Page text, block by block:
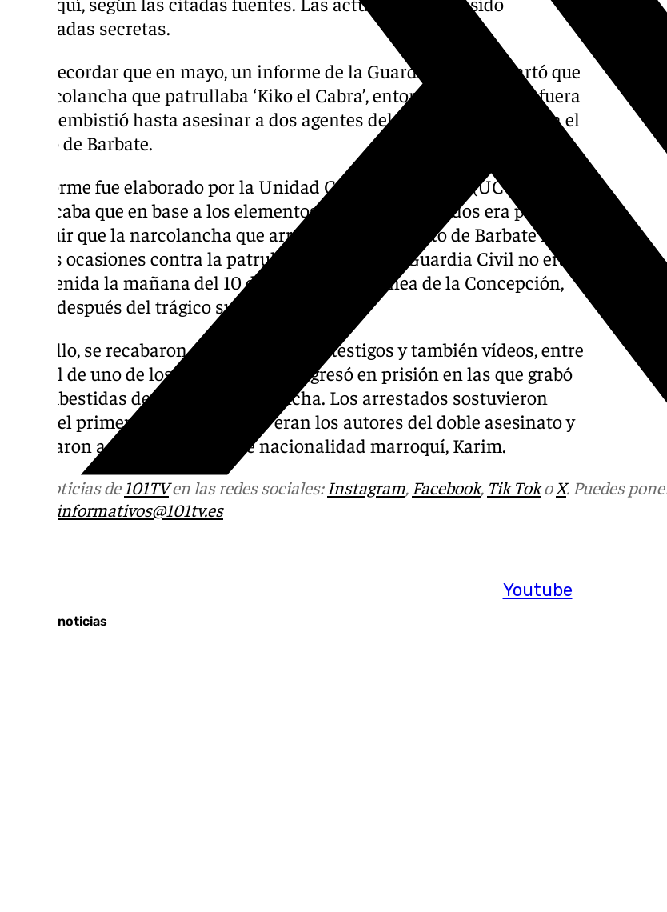
Youtube
declaradas secretas.
Cabe recordar que en mayo, un informe de la Guardia Civil descartó que
la narcolancha que patrullaba ‘Kiko el Cabra’, entonces en prisión, fuera
la que embistió hasta asesinar a dos agentes del Instituto Armado en el
puerto de Barbate.
El informe fue elaborado por la Unidad Central Operativa (UCO)
certificaba que en base a los elementos objetivos recabados era posible
concluir que la narcolancha que arremetió en el puerto de Barbate hasta
en seis ocasiones contra la patrullera oficial de la Guardia Civil no era la
intervenida la mañana del 10 de febrero en la Línea de la Concepción,
horas después del trágico suceso.
Para ello, se recabaron declaraciones de testigos y también vídeos, entre
ellos el de uno de los detenidos que ingresó en prisión en las que grabó
las embestidas desde otra narcolancha. Los arrestados sostuvieron
desde el primer momento que no eran los autores del doble asesinato y
apuntaron a otro ciudadano de nacionalidad marroquí, Karim.
Más noticias de 101TVen las redes sociales: Instagram, Facebook, Tik TokoX. Puedes
informativos@101tv.es
Últimas noticias